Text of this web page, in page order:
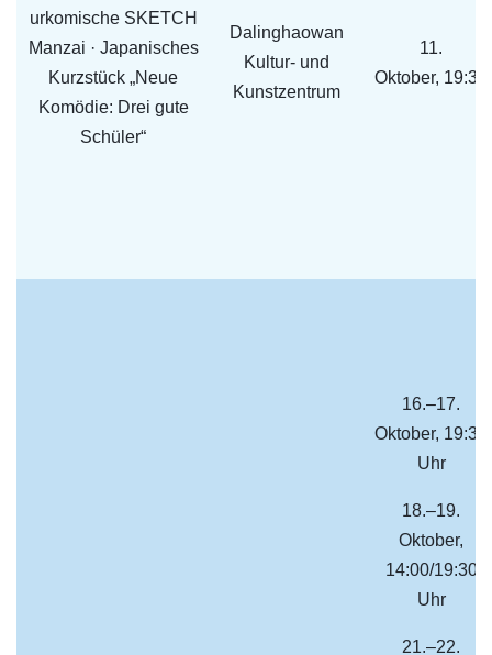
urkomische SKETCH
Manzai · Japanisches
Kurzstück „Neue
Komödie: Drei gute
Schüler“
Dalinghaowan
Kultur- und
Kunstzentrum
11.
Oktober, 19:30
16.–17.
Oktober, 19:30
Uhr
18.–19.
Oktober,
14:00/19:30
Uhr
21.–22.